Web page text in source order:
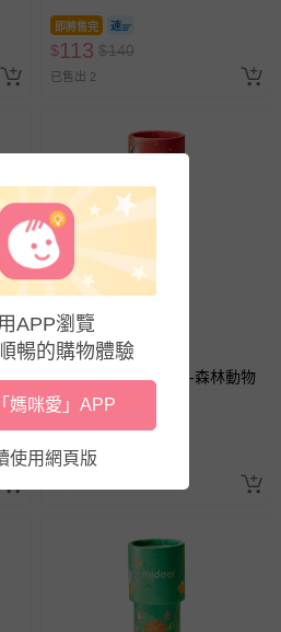
即將售完
$113 $140
已售出 2
滿1件9折
mideer - 繽紛萬花筒-森林動物
即將售完
$113
APP瀏覽
暢的購物體驗
媽咪愛」APP
使用網頁版